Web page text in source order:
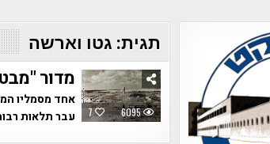
תגית: גטו וארשה
7 6095
מדור
אחד מסמליו
עבר תלאות